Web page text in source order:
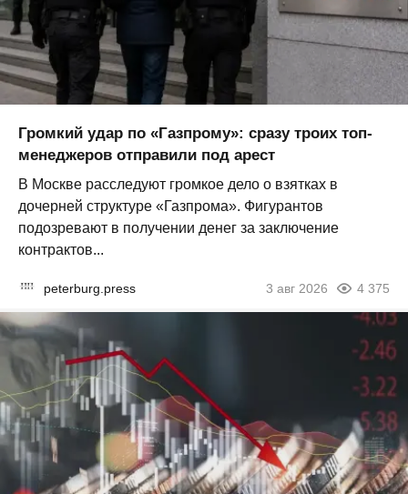
Громкий удар по «Газпрому»: сразу троих топ-
менеджеров отправили под арест
В Москве расследуют громкое дело о взятках в
дочерней структуре «Газпрома». Фигурантов
подозревают в получении денег за заключение
контрактов...
peterburg.press 3 авг 2026 4 375